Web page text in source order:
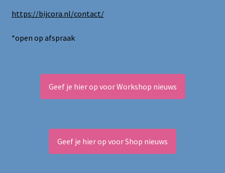
https://bijcora.nl/contact/
*open op afspraak
Geef je hier op voor Workshop nieuws
Geef je hier op voor Shop nieuws